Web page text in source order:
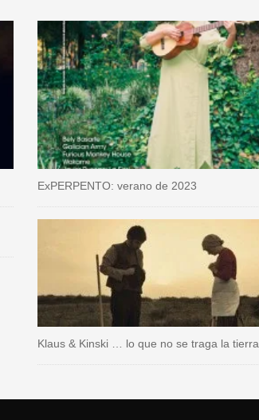
ExPERPENTO: verano de 2023
Klaus & Kinski … lo que no se traga la tierra